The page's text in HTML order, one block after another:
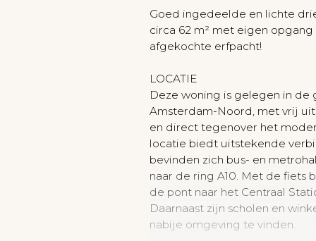
Goed ingedeelde en lichte
circa 62 m² met eigen
afgekochte erfpacht!
LOCATIE
Deze woning is gelegen in
Amsterdam-Noord, met vrij
en direct tegenover het
locatie biedt uitstekende
bevinden zich bus- en
naar de ring A10. Met de fiets
de pont naar het Centraal
Daarnaast zijn scholen en
nabije omgeving te vinden.